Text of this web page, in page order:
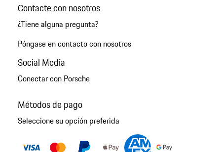
Contacte con nosotros
¿Tiene alguna pregunta?
Póngase en contacto con nosotros
Social Media
Conectar con Porsche
Métodos de pago
Seleccione su opción preferida